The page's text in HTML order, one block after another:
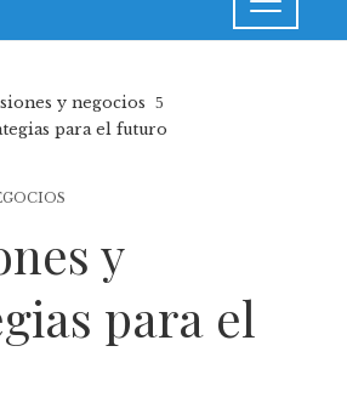
y negocios
para el futuro
y
para el